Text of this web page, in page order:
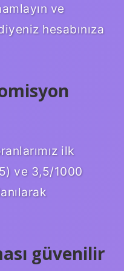
ve
hesabınıza
ilk
ve 3,5/1000
güvenilir